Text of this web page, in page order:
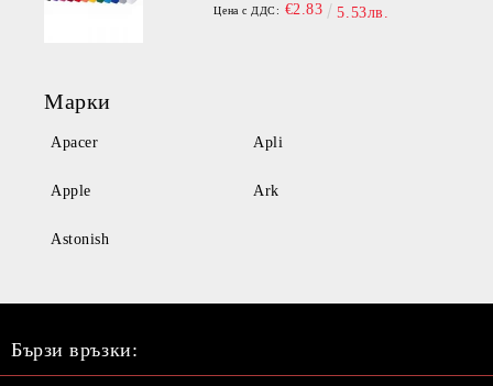
Цена с ДДС: €2.83 5.53лв.
Марки
Apacer Apli
Apple Ark
Astonish
Бързи връзки: